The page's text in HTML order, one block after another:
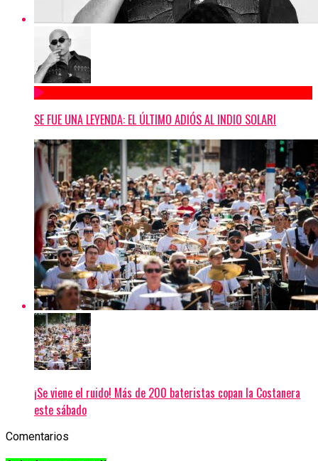
SE FUE UNA LEYENDA: EL ÚLTIMO ADIÓS AL INDIO SOLARI
¡Se viene el ruido! Más de 200 bateristas copan la Costanera
este sábado
Comentarios